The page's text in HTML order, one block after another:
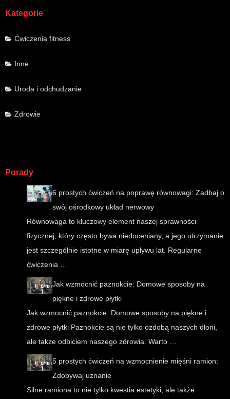
Kategorie
Ćwiczenia fitness
Inne
Uroda i odchudzanie
Zdrowie
Porady
6 prostych ćwiczeń na poprawę równowagi: Zadbaj o
swój ośrodkowy układ nerwowy
Równowaga to kluczowy element naszej sprawności
fizycznej, który często bywa niedoceniany, a jego utrzymanie
jest szczególnie istotne w miarę upływu lat. Regularne
ćwiczenia …
Jak wzmocnić paznokcie: Domowe sposoby na
piękne i zdrowe płytki
Jak wzmocnić paznokcie: Domowe sposoby na piękne i
zdrowe płytki Paznokcie są nie tylko ozdobą naszych dłoni,
ale także odbiciem naszego zdrowia. Warto …
5 prostych ćwiczeń na wzmocnienie mięśni ramion:
Zdobywaj uznanie
Silne ramiona to nie tylko kwestia estetyki, ale także